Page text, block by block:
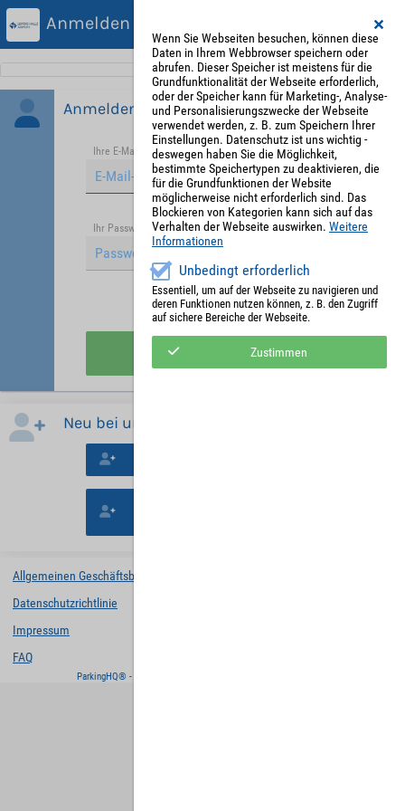
Anmelden
Anmelden
Ihre E-Mail-Adresse *
Passwort vergessen?
Ihr Passwort *
Angemeldet bleiben
Anmelden
Neu bei uns?
Allgemeinen Geschäftsbedingungen
Datenschutzrichtlinie
Impressum
FAQ
ParkingHQ® - eine Lösung von
Wenn Sie Webseiten besuchen, können diese
Daten in Ihrem Webbrowser speichern oder
abrufen. Dieser Speicher ist meistens für die
Grundfunktionalität der Webseite erforderlich,
oder der Speicher kann für Marketing-, Analyse-
und Personalisierungszwecke der Webseite
verwendet werden, z. B. zum Speichern Ihrer
Einstellungen. Datenschutz ist uns wichtig -
deswegen haben Sie die Möglichkeit,
bestimmte Speichertypen zu deaktivieren, die
für die Grundfunktionen der Website
möglicherweise nicht erforderlich sind. Das
Blockieren von Kategorien kann sich auf das
Verhalten der Webseite auswirken. Weitere
Informationen
Unbedingt erforderlich
Essentiell, um auf der Webseite zu navigieren und
deren Funktionen nutzen können, z. B. den Zugriff
auf sichere Bereiche der Webseite.
Zustimmen